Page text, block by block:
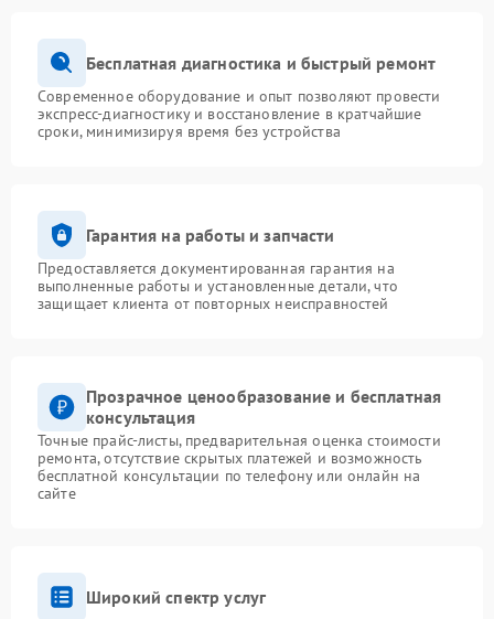
Бесплатная диагностика и быстрый ремонт
Современное оборудование и опыт позволяют провести
экспресс-диагностику и восстановление в кратчайшие
сроки, минимизируя время без устройства
Гарантия на работы и запчасти
Предоставляется документированная гарантия на
выполненные работы и установленные детали, что
защищает клиента от повторных неисправностей
Прозрачное ценообразование и бесплатная
консультация
Точные прайс-листы, предварительная оценка стоимости
ремонта, отсутствие скрытых платежей и возможность
бесплатной консультации по телефону или онлайн на
сайте
Широкий спектр услуг